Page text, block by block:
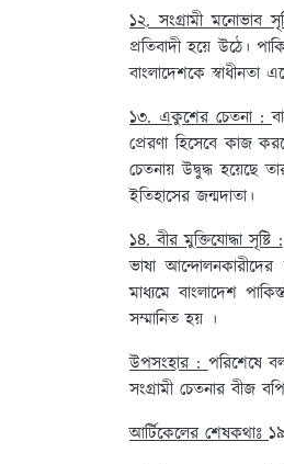
১২. সংগ্রামী মনোভাব
প্রতিবাদী হয়ে উঠে।
বাংলাদেশকে
১৩. একুশের চেতনা :
প্রেরণা হিসেবে কাজ
চেতনায় উদ্বুদ্ধ হয়েছে
ইতিহাসের জন্মদাতা।
১৪. বীর মুক্তিযোদ্ধা সৃষ্টি :
ভাষা
মাধ্যমে বাংলাদেশ
সম্মানিত হয় ।
উপসংহার :পরিশেষে
সংগ্রামী চেতনার বীজ
আর্টিকেলের শেষকথাঃ